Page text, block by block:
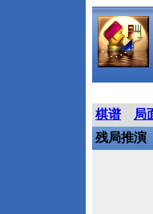
棋谱 局
残局推演